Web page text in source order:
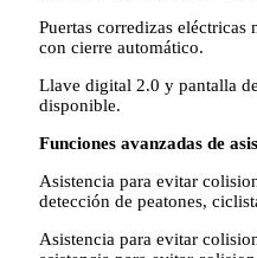
Puertas corredizas eléctricas
con cierre automático.
Llave digital 2.0 y pantalla
disponible.
Funciones avanzadas de
Asistencia para evitar
detección de peatones,
Asistencia para evitar